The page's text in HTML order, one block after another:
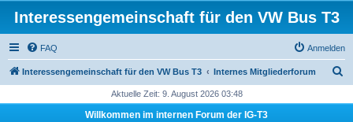
Interessengemeinschaft für den VW Bus T3
FAQ Anmelden
Interessengemeinschaft für den VW Bus T3 Internes Mitgliederforum
Aktuelle Zeit: 9. August 2026 03:48
Willkommen im internen Forum der IG-T3